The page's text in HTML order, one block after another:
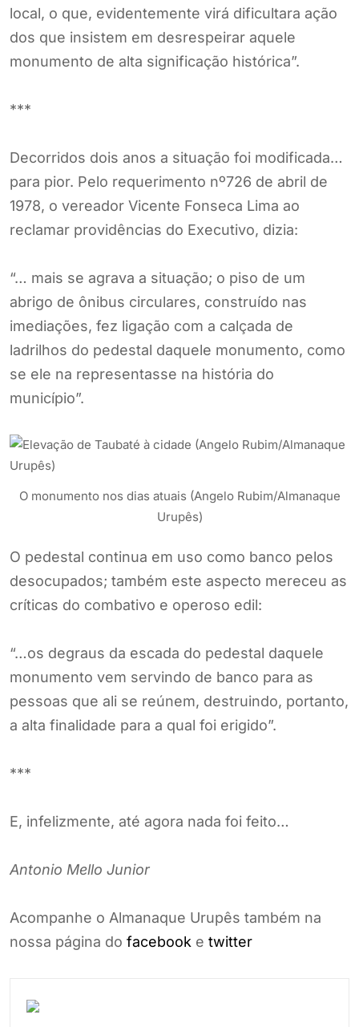
local, o que, evidentemente virá dificultara ação
dos que insistem em desrespeirar aquele
monumento de alta significação histórica”.
***
Decorridos dois anos a situação foi modificada…
para pior. Pelo requerimento nº726 de abril de
1978, o vereador Vicente Fonseca Lima ao
reclamar providências do Executivo, dizia:
“… mais se agrava a situação; o piso de um
abrigo de ônibus circulares, construído nas
imediações, fez ligação com a calçada de
ladrilhos do pedestal daquele monumento, como
se ele na representasse na história do
município”.
O monumento nos dias atuais (Angelo Rubim/Almanaque
Urupês)
O pedestal continua em uso como banco pelos
desocupados; também este aspecto mereceu as
críticas do combativo e operoso edil:
“…os degraus da escada do pedestal daquele
monumento vem servindo de banco para as
pessoas que ali se reúnem, destruindo, portanto,
a alta finalidade para a qual foi erigido”.
***
E, infelizmente, até agora nada foi feito…
Antonio Mello Junior
Acompanhe o Almanaque Urupês também na
nossa página do facebook e twitter